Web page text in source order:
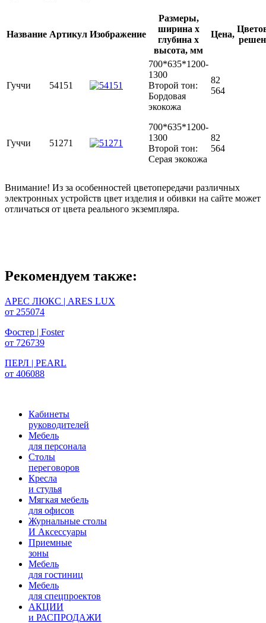
Название Артикул Изображение
Размеры,
ширина х
глубина х
высота, мм
Цена,
Гуччи 54151
700*635*1200-
1300
Второй тон:
Бордовая
экокожа
82
564
Гуччи 51271
700*635*1200-
1300
Второй тон:
Серая экокожа
82
564
Внимание! Из за особенностей цветопередачи различных
электронных устройств цвет изделия и обивки на сайте может
отличаться от цвета реального экземпляра.
Рекомендуем также:
АРЕС ЛЮКС | ARES LUX
от 255074
Фостер | Foster
от 726739
ПЕРЛ | PEARL
от 406088
Кабинеты
руководителей
Мебель
для персонала
Столы
переговоров
Кресла
и стулья
Мягкая мебель
для офисов
Журнальные столы
И Аксессуары
Приемные
зоны
Мебель
для гостиниц
Мебель
для cпецпроектов
АКЦИИ
и РАСПРОДАЖИ